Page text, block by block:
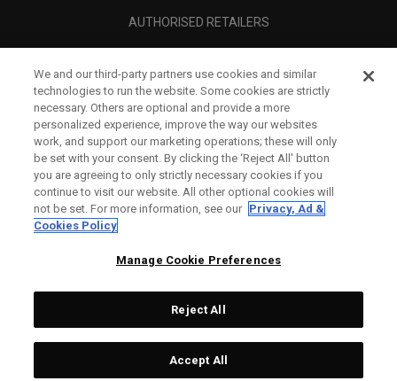
AUTHORISED RETAILERS
UNTERNEHMENSPROFIL
RECHTLICHES-
Topgolf Callaway Brands.
All rights reserved.
We and our third-party partners use cookies and similar
technologies to run the website. Some cookies are strictly
necessary. Others are optional and provide a more
personalized experience, improve the way our websites
work, and support our marketing operations; these will only
be set with your consent. By clicking the ‘Reject All' button
you are agreeing to only strictly necessary cookies if you
continue to visit our website. All other optional cookies will
not be set. For more information, see our Privacy, Ad &
Cookies Policy
Manage Cookie Preferences
Reject All
Accept All